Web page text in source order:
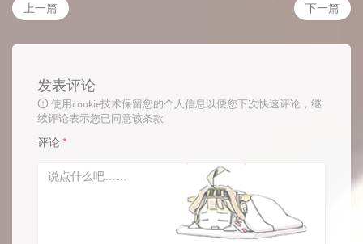
下一篇
上一篇
发表评论
使用cookie技术保留您的个人信息以便您下次快速评论，继
续评论表示您已同意该条款
评论 *